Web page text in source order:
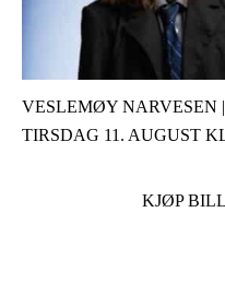
VESLEMØY NARVESEN
TIRSDAG 11. AUGUST
KJØP